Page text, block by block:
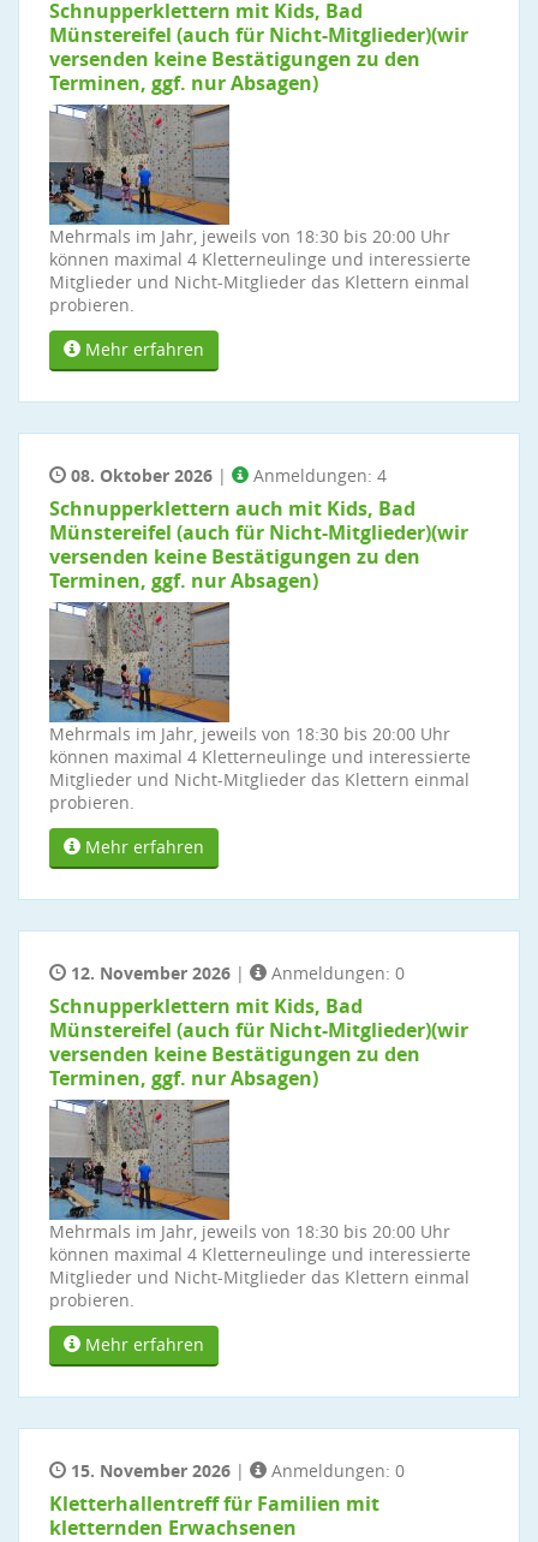
Schnupperklettern mit Kids, Bad
Münstereifel (auch für Nicht-Mitglieder)(wir
versenden keine Bestätigungen zu den
Terminen, ggf. nur Absagen)
Mehrmals im Jahr, jeweils von 18:30 bis 20:00 Uhr
können maximal 4 Kletterneulinge und interessierte
Mitglieder und Nicht-Mitglieder das Klettern einmal
probieren.
Mehr erfahren
08. Oktober 2026 | Anmeldungen: 4
Schnupperklettern auch mit Kids, Bad
Münstereifel (auch für Nicht-Mitglieder)(wir
versenden keine Bestätigungen zu den
Terminen, ggf. nur Absagen)
Mehrmals im Jahr, jeweils von 18:30 bis 20:00 Uhr
können maximal 4 Kletterneulinge und interessierte
Mitglieder und Nicht-Mitglieder das Klettern einmal
probieren.
Mehr erfahren
12. November 2026 | Anmeldungen: 0
Schnupperklettern mit Kids, Bad
Münstereifel (auch für Nicht-Mitglieder)(wir
versenden keine Bestätigungen zu den
Terminen, ggf. nur Absagen)
Mehrmals im Jahr, jeweils von 18:30 bis 20:00 Uhr
können maximal 4 Kletterneulinge und interessierte
Mitglieder und Nicht-Mitglieder das Klettern einmal
probieren.
Mehr erfahren
15. November 2026 | Anmeldungen: 0
Kletterhallentreff für Familien mit
kletternden Erwachsenen